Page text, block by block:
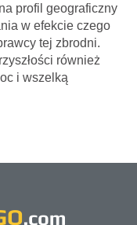
profil geograficzny
w efekcie czego
tej zbrodni.
również
i wszelką